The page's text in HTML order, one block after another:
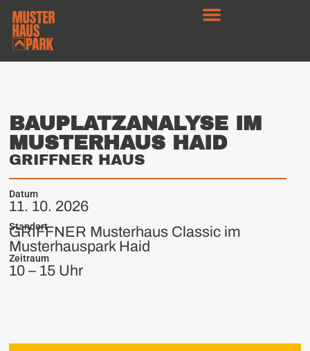
BAUPLATZANALYSE IM
MUSTERHAUS HAID
GRIFFNER HAUS
Datum
11. 10. 2026
Standort
GRIFFNER Musterhaus Classic im
Musterhauspark Haid
Zeitraum
10 – 15 Uhr